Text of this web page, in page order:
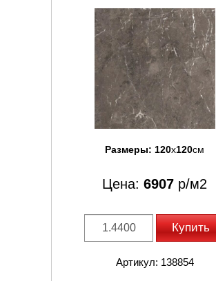
Размеры: 120x120см
Цена: 6907 р/м2
Купить
Артикул: 138854